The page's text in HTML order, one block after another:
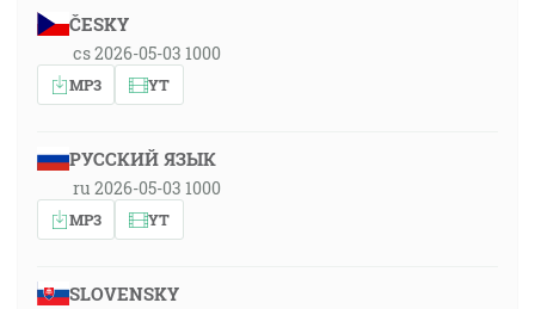
ČESKY
cs 2026-05-03 1000
MP3 YT
РУССКИЙ ЯЗЫК
ru 2026-05-03 1000
MP3 YT
SLOVENSKY